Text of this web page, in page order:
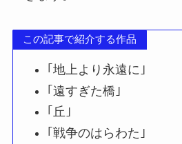
この記事で紹介する作品
｢地上より永遠に｣
｢遠すぎた橋｣
｢丘｣
｢戦争のはらわた｣